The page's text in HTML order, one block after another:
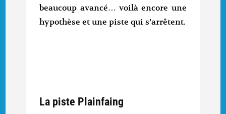
beaucoup avancé… voilà encore une
hypothèse et une piste qui s’arrêtent.
La piste Plainfaing